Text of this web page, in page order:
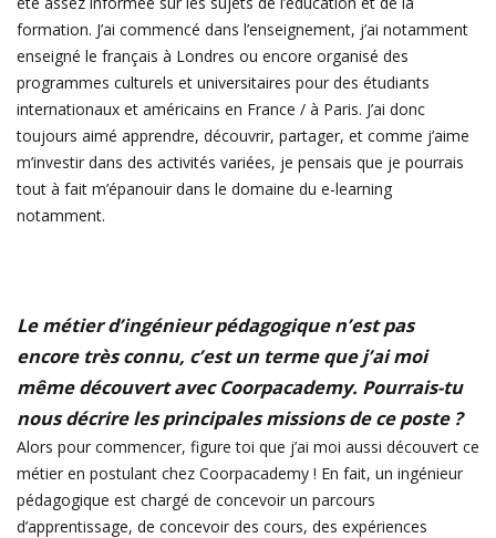
formation. J’ai commencé dans l’enseignement, j’ai notamment
enseigné le français à Londres ou encore organisé des
programmes culturels et universitaires pour des étudiants
internationaux et américains en France / à Paris. J’ai donc
toujours aimé apprendre, découvrir, partager, et comme j’aime
m’investir dans des activités variées, je pensais que je pourrais
tout à fait m’épanouir dans le domaine du e-learning
notamment.
Le métier d’ingénieur pédagogique n’est pas
encore très connu, c’est un terme que j’ai moi
même découvert avec Coorpacademy. Pourrais-tu
nous décrire les principales missions de ce poste ?
Alors pour commencer, figure toi que j’ai moi aussi découvert ce
métier en postulant chez Coorpacademy ! En fait, un ingénieur
pédagogique est chargé de concevoir un parcours
d’apprentissage, de concevoir des cours, des expériences